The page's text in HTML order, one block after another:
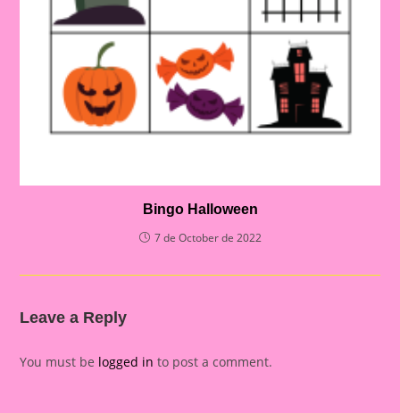
Bingo Halloween
7 de October de 2022
Leave a Reply
You must be logged in to post a comment.